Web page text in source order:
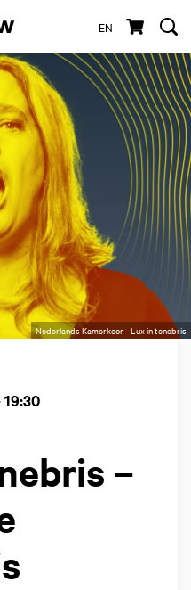
EN
Nederlands Kamerkoor - Lux in tenebris
–
19:30